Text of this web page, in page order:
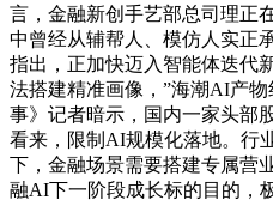
言，金融新创手艺部总司理正
中曾经从辅帮人、模仿人实正
指出，正加快迈入智能体迭代
法搭建精准画像，”海潮AI产
事》记者暗示，国内一家头部
看来，限制AI规模化落地。行
下，金融场景需要搭建专属营
融AI下一阶段成长标的目的，